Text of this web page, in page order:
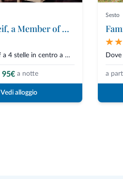
Hotel Greif, a Member of Designhotels
L'Hotel Greif a 4 stelle in centro a Bolzano è un gioiello di design, elega...
95€ a notte
Vedi alloggio
Sesto
a